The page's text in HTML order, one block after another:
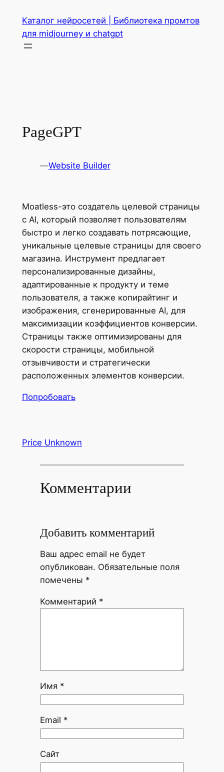
содержимому
Каталог нейросетей | Библиотека промтов
для midjourney и chatgpt
PageGPT
—Website Builder
Moatless-это создатель целевой страницы
с AI, который позволяет пользователям
быстро и легко создавать потрясающие,
уникальные целевые страницы для своего
магазина. Инструмент предлагает
персонализированные дизайны,
адаптированные к продукту и теме
пользователя, а также копирайтинг и
изображения, сгенерированные AI, для
максимизации коэффициентов конверсии.
Страницы также оптимизированы для
скорости страницы, мобильной
отзывчивости и стратегически
расположенных элементов конверсии.
Попробовать
Price Unknown
Комментарии
Добавить комментарий
Ваш адрес email не будет
опубликован. Обязательные поля
помечены *
Комментарий *
Имя *
Email *
Сайт